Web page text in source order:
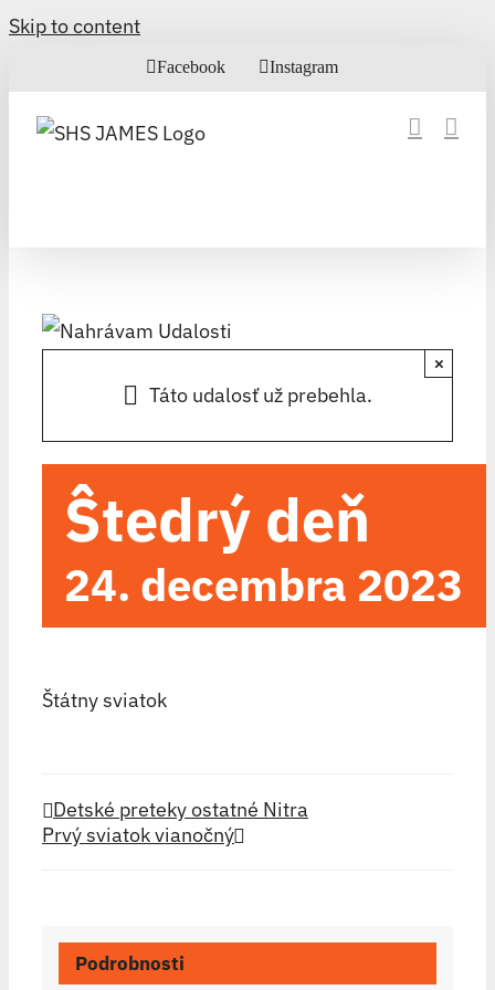
Skip to content
Facebook Instagram
Táto udalosť už prebehla.
×
Ŝtedrý deň
24. decembra 2023
Štátny sviatok
Detské preteky ostatné Nitra
Prvý sviatok vianočný
Podrobnosti